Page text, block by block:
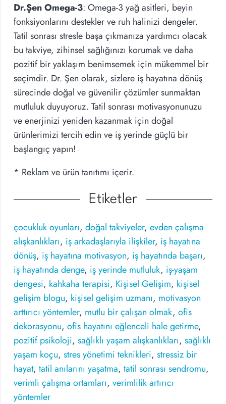
Dr.Şen Omega-3: Omega-3 yağ asitleri, beyin
fonksiyonlarını destekler ve ruh halinizi dengeler.
Tatil sonrası stresle başa çıkmanıza yardımcı olacak
bu takviye, zihinsel sağlığınızı korumak ve daha
pozitif bir yaklaşım benimsemek için mükemmel bir
seçimdir. Dr. Şen olarak, sizlere iş hayatına dönüş
sürecinde doğal ve güvenilir çözümler sunmaktan
mutluluk duyuyoruz. Tatil sonrası motivasyonunuzu
ve enerjinizi yeniden kazanmak için doğal
ürünlerimizi tercih edin ve iş yerinde güçlü bir
başlangıç yapın!
* Reklam ve ürün tanıtımı içerir.
Etiketler
çocukluk oyunları, doğal takviyeler, evden çalışma
alışkanlıkları, iş arkadaşlarıyla ilişkiler, iş hayatına
dönüş, iş hayatına motivasyon, iş hayatında başarı,
iş hayatında denge, iş yerinde mutluluk, iş-yaşam
dengesi, kahkaha terapisi, Kişisel Gelişim, kişisel
gelişim blogu, kişisel gelişim uzmanı, motivasyon
arttırıcı yöntemler, mutlu bir çalışan olmak, ofis
dekorasyonu, ofis hayatını eğlenceli hale getirme,
pozitif psikoloji, sağlıklı yaşam alışkanlıkları, sağlıklı
yaşam koçu, stres yönetimi teknikleri, stressiz bir
hayat, tatil anılarını yaşatma, tatil sonrası sendromu,
verimli çalışma ortamları, verimlilik artırıcı
yöntemler